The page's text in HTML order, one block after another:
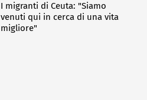
I migranti di Ceuta: "Siamo
venuti qui in cerca di una vita
migliore"